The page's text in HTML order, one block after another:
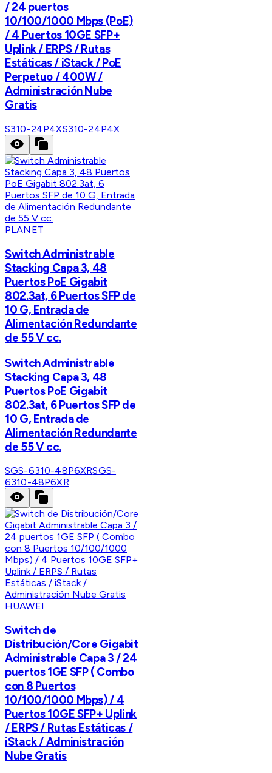
/ 24 puertos
10/100/1000 Mbps (PoE)
/ 4 Puertos 10GE SFP+
Uplink / ERPS / Rutas
Estáticas / iStack / PoE
Perpetuo / 400W /
Administración Nube
Gratis
S310-24P4XS310-24P4X
PLANET
Switch Administrable
Stacking Capa 3, 48
Puertos PoE Gigabit
802.3at, 6 Puertos SFP de
10 G, Entrada de
Alimentación Redundante
de 55 V cc.
Switch Administrable
Stacking Capa 3, 48
Puertos PoE Gigabit
802.3at, 6 Puertos SFP de
10 G, Entrada de
Alimentación Redundante
de 55 V cc.
SGS-6310-48P6XRSGS-
6310-48P6XR
HUAWEI
Switch de
Distribución/Core Gigabit
Administrable Capa 3 / 24
puertos 1GE SFP ( Combo
con 8 Puertos
10/100/1000 Mbps) / 4
Puertos 10GE SFP+ Uplink
/ ERPS / Rutas Estáticas /
iStack / Administración
Nube Gratis